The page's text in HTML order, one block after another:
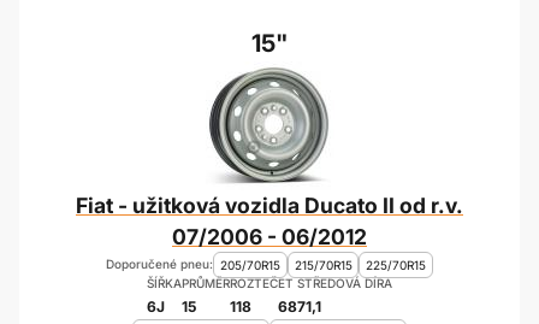
15"
Fiat - užitková vozidla Ducato II od r.v.
07/2006 - 06/2012
ŠÍŘKA
6J
PRŮMĚR
15
ROZTEČ
118
ET
68
STŘEDOVÁ DÍRA
71,1
Doporučené pneu: 205/70R15 215/70R15 225/70R15